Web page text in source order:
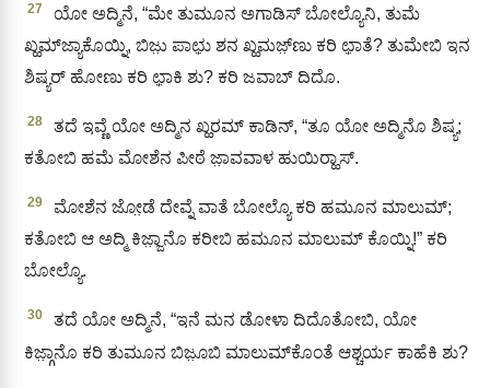
27
ಯೋ ಅದ್ಮಿನೆ, “ಮೇ ತುಮೂನ ಅಗಾಡಿಸ್ ಬೋಲ್ಯೊನಿ, ತುಮೆ
ಖ್ಹಮ್‌ಜ್ಯಾಕೊಯ್ನಿ, ಬಿಜು಼ ಪಾಛು಼ ಶನ ಖ್ಹಮಜ಼್‌ಣು ಕರಿ ಛಾ಼ತೆ? ತುಮೇಬಿ ಇನ
ಶಿಷ್ಯರ್‌ ಹೋಣು ಕರಿ ಛಾ಼ಕಿ ಶು? ಕರಿ ಜವಾಬ್‌ ದಿದೊ.
28
ತದೆ ಇವ್ಣೆ ಯೋ ಅದ್ಮಿನ ಖ್ಹರಮ್‌ ಕಾಡಿನ್, “ತೂ ಯೋ ಅದ್ಮಿನೊ ಶಿಷ್ಯ;
ಕತೋಬಿ ಹಮೆ ಮೋಶೆನ ಪೀಠೆ ಜಾ಼ವವಾಳ ಹುಯಿರ‍್ಹಾಸ್.
29
ಮೋಶೆನ ಜೋ಼ಡೆ ದೇವ್ನೆ ವಾತೆ ಬೋಲ್ಯೊ ಕರಿ ಹಮೂನ ಮಾಲುಮ್‌;
ಕತೋಬಿ ಆ ಅದ್ಮಿ ಕಿಜ್ಜಾ಼ನೊ ಕರೀಬಿ ಹಮೂನ ಮಾಲುಮ್‌ ಕೊಯ್ನಿ!” ಕರಿ
ಬೋಲ್ಯೊ.
30
ತದೆ ಯೋ ಅದ್ಮಿನೆ, “ಇನೆ ಮನ ಡೋಳಾ ದಿದೊತೋಬಿ, ಯೋ
ಕಿಜ್ಗಾ಼ನೊ ಕರಿ ತುಮೂನ ಬಿಜೂ಼ಬಿ ಮಾಲುಮ್‌ಕೊಂತೆ ಆಶ್ಚರ್ಯ ಕಾಹೆಕಿ ಶು?